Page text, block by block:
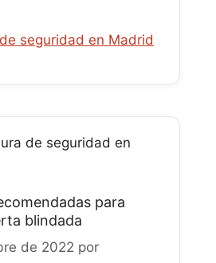
seguridad en Madrid
de seguridad en
para
blindada
de 2022 por